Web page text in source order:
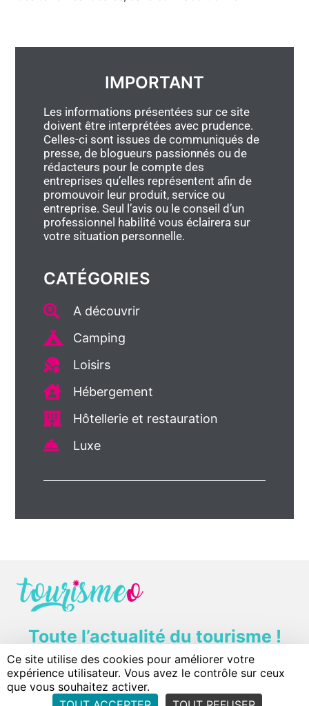
IMPORTANT
Les informations présentées sur ce site
doivent être interprétées avec prudence.
Celles-ci sont issues de communiqués de
presse, de blogueurs passionnés ou de
rédacteurs pour le compte des
entreprises qu’elles représentent afin de
promouvoir leur produit, service ou
entreprise. Seul l’avis ou le conseil d’un
professionnel habilité vous éclairera sur
votre situation personnelle.
CATÉGORIES
A découvrir
Camping
Loisirs
Hébergement
Hôtellerie et restauration
Luxe
Toute l’actualité du tourisme !
ContactPlan du site Mentions légales
Politique de confidentialité
Ce site utilise des cookies pour améliorer votre
expérience utilisateur. Vous avez le contrôle sur ceux
que vous souhaitez activer.